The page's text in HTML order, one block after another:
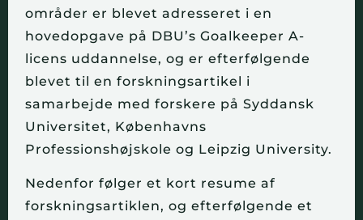
områder er blevet adresseret i en
hovedopgave på DBU’s Goalkeeper A-
licens uddannelse, og er efterfølgende
blevet til en forskningsartikel i
samarbejde med forskere på Syddansk
Universitet, Københavns
Professionshøjskole og Leipzig University.
Nedenfor følger et kort resume af
forskningsartiklen, og efterfølgende et